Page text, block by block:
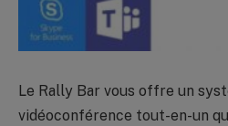
Le Rally Bar vous offre un
vidéoconférence tout-en-un